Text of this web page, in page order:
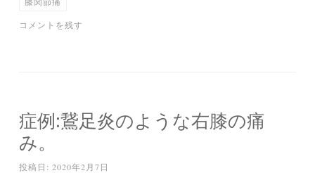
コメントを残す
症例:鵞足炎のような右膝の痛
み。
投稿日: 2020年2月7日